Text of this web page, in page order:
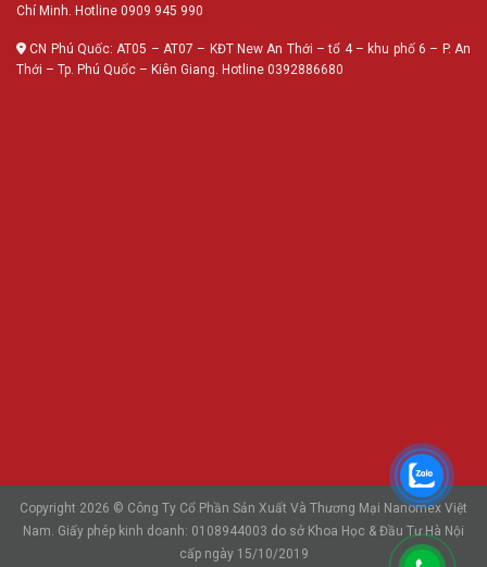
Chí Minh. Hotline 0909 945 990
CN Phú Quốc: AT05 – AT07 – KĐT New An Thới – tổ 4 – khu phố 6 – P. An
Thới – Tp. Phú Quốc – Kiên Giang. Hotline 0392886680
Copyright 2026 © Công Ty Cổ Phần Sản Xuất Và Thương Mại Nanomex Việt
Nam. Giấy phép kinh doanh: 0108944003 do sở Khoa Học & Đầu Tư Hà Nội
cấp ngày 15/10/2019